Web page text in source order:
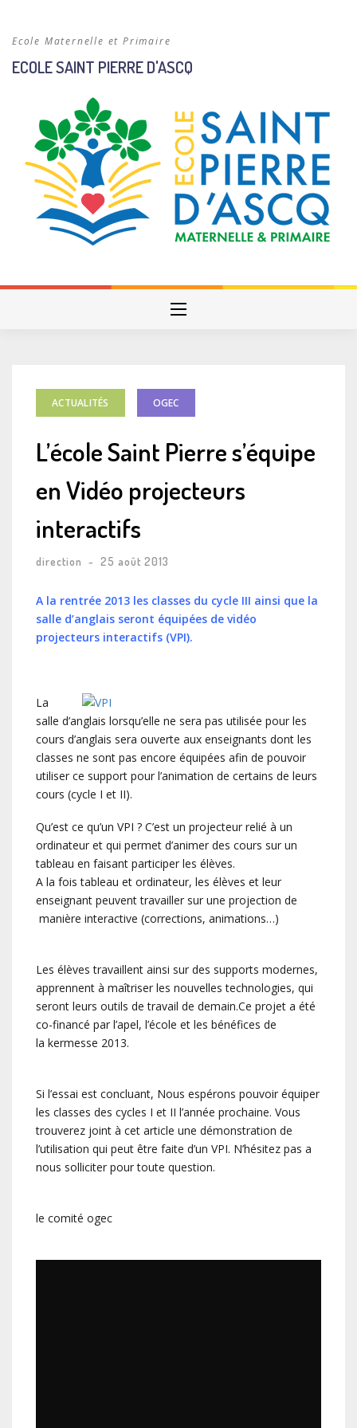
Ecole Maternelle et Primaire
ECOLE SAINT PIERRE D'ASCQ
ACTUALITÉS OGEC
L’école Saint Pierre s’équipe
en Vidéo projecteurs
interactifs
direction - 25 août 2013
A la rentrée 2013 les classes du cycle III ainsi que la
salle d’anglais seront équipées de vidéo
projecteurs interactifs (VPI).
La
salle d’anglais lorsqu’elle ne sera pas utilisée pour les
cours d’anglais sera ouverte aux enseignants dont les
classes ne sont pas encore équipées afin de pouvoir
utiliser ce support pour l’animation de certains de leurs
cours (cycle I et II).
Qu’est ce qu’un VPI ? C’est un projecteur relié à un
ordinateur et qui permet d’animer des cours sur un
tableau en faisant participer les élèves.
A la fois tableau et ordinateur, les élèves et leur
enseignant peuvent travailler sur une projection de
manière interactive (corrections, animations…)
Les élèves travaillent ainsi sur des supports modernes,
apprennent à maîtriser les nouvelles technologies, qui
seront leurs outils de travail de demain.Ce projet a été
co-financé par l’apel, l’école et les bénéfices de
la kermesse 2013.
Si l’essai est concluant, Nous espérons pouvoir équiper
les classes des cycles I et II l’année prochaine. Vous
trouverez joint à cet article une démonstration de
l’utilisation qui peut être faite d’un VPI. N’hésitez pas a
nous solliciter pour toute question.
le comité ogec